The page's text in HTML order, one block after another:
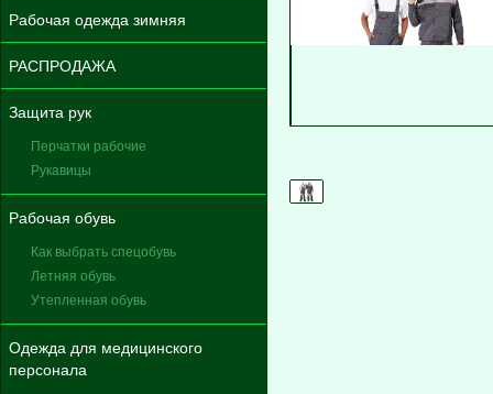
Рабочая одежда зимняя
РАСПРОДАЖА
Защита рук
Перчатки рабочие
Рукавицы
Рабочая обувь
Как выбрать спецобувь
Летняя обувь
Утепленная обувь
Одежда для медицинского
персонала